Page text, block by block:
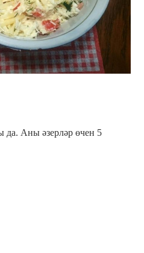
да. Аны әзерләр өчен 5